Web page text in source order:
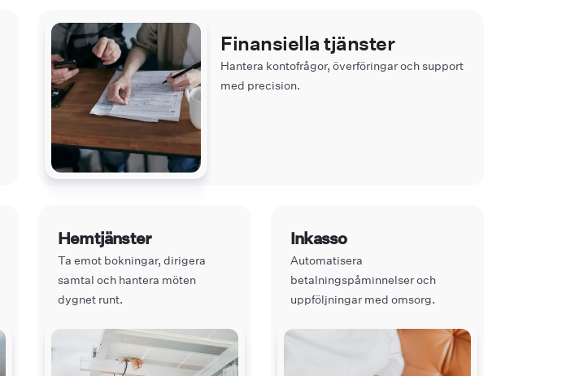
Finansiella tjänster
Hantera kontofrågor, överföringar och support
med precision.
Hemtjänster
Ta emot bokningar, dirigera
samtal och hantera möten
dygnet runt.
Inkasso
Automatisera
betalningspåminnelser och
uppföljningar med omsorg.